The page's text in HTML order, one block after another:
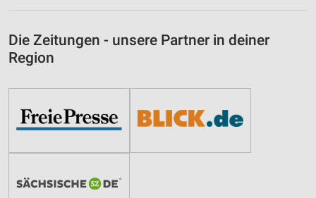
Die Zeitungen - unsere Partner in deiner
Region